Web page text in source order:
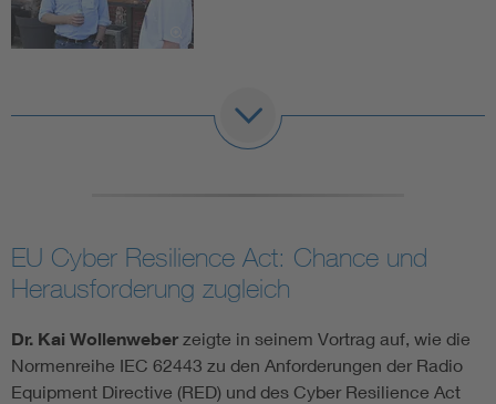
EU Cyber Resilience Act: Chance und
Herausforderung zugleich
Dr. Kai Wollenweber zeigte in seinem Vortrag auf, wie die
Normenreihe IEC 62443 zu den Anforderungen der Radio
Equipment Directive (RED) und des Cyber Resilience Act